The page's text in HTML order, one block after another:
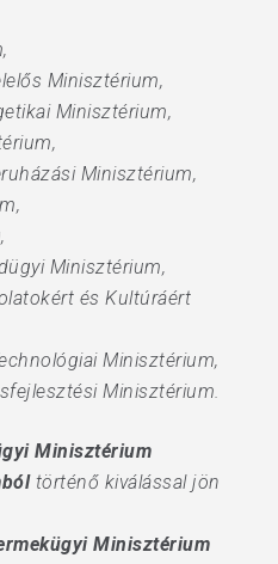
Minisztérium,
Minisztérium,
Minisztérium,
Minisztérium,
és Kultúráért
Minisztérium,
Minisztérium.
Minisztérium
történő kiválással jön
Minisztérium